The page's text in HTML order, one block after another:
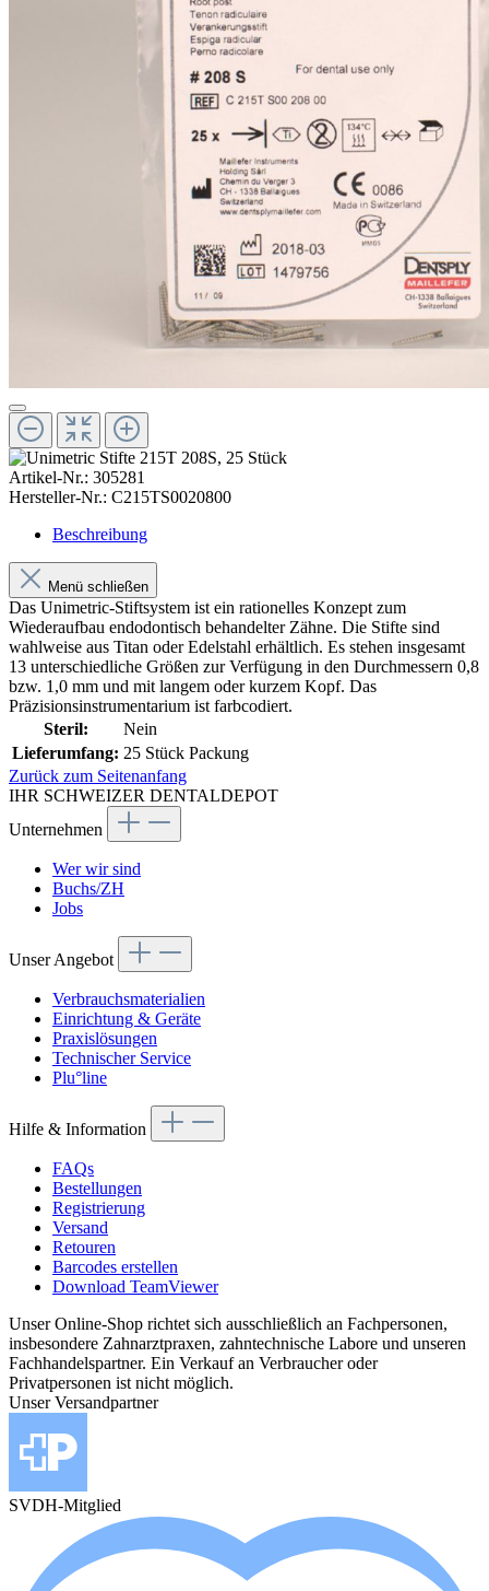
Artikel-Nr.: 305281
Hersteller-Nr.: C215TS0020800
Beschreibung
Menü schließen
Das Unimetric-Stiftsystem ist ein rationelles Konzept zum
Wiederaufbau endodontisch behandelter Zähne. Die Stifte sind
wahlweise aus Titan oder Edelstahl erhältlich. Es stehen insgesamt
13 unterschiedliche Größen zur Verfügung in den Durchmessern 0,8
bzw. 1,0 mm und mit langem oder kurzem Kopf. Das
Präzisionsinstrumentarium ist farbcodiert.
Steril:
Nein
Lieferumfang: 25 Stück Packung
Zurück zum Seitenanfang
IHR SCHWEIZER DENTALDEPOT
Unternehmen
Wer wir sind
Buchs/ZH
Jobs
Unser Angebot
Verbrauchsmaterialien
Einrichtung & Geräte
Praxislösungen
Technischer Service
Plu°line
Hilfe & Information
FAQs
Bestellungen
Registrierung
Versand
Retouren
Barcodes erstellen
Download TeamViewer
Unser Online-Shop richtet sich ausschließlich an Fachpersonen,
insbesondere Zahnarztpraxen, zahntechnische Labore und unseren
Fachhandelspartner. Ein Verkauf an Verbraucher oder
Privatpersonen ist nicht möglich.
Unser Versandpartner
SVDH-Mitglied